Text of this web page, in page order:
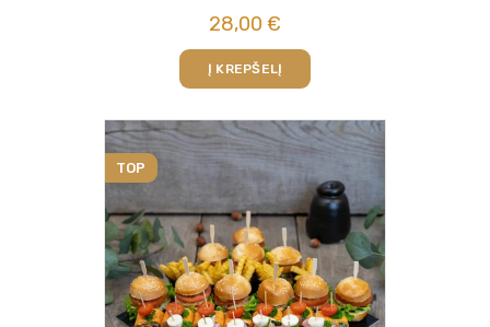
28,00 €
Į KREPŠELĮ
TOP